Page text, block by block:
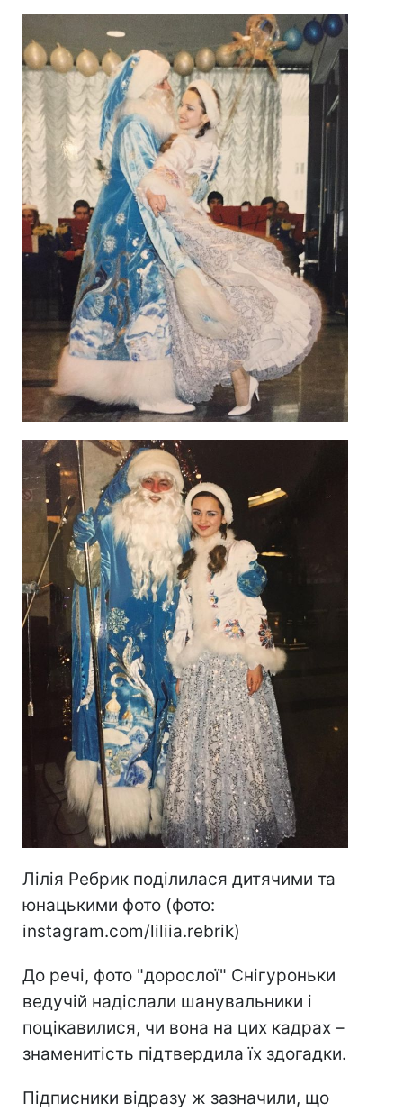
Лілія Ребрик поділилася дитячими та
юнацькими фото (фото:
instagram.com/liliia.rebrik)
До речі, фото "дорослої" Снігуроньки
ведучій надіслали шанувальники і
поцікавилися, чи вона на цих кадрах –
знаменитість підтвердила їх здогадки.
Підписники відразу ж зазначили, що